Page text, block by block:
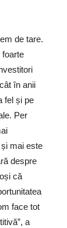
de tare.
foarte
în anii
fel și pe
Per
mai este
despre
că
face tot
a